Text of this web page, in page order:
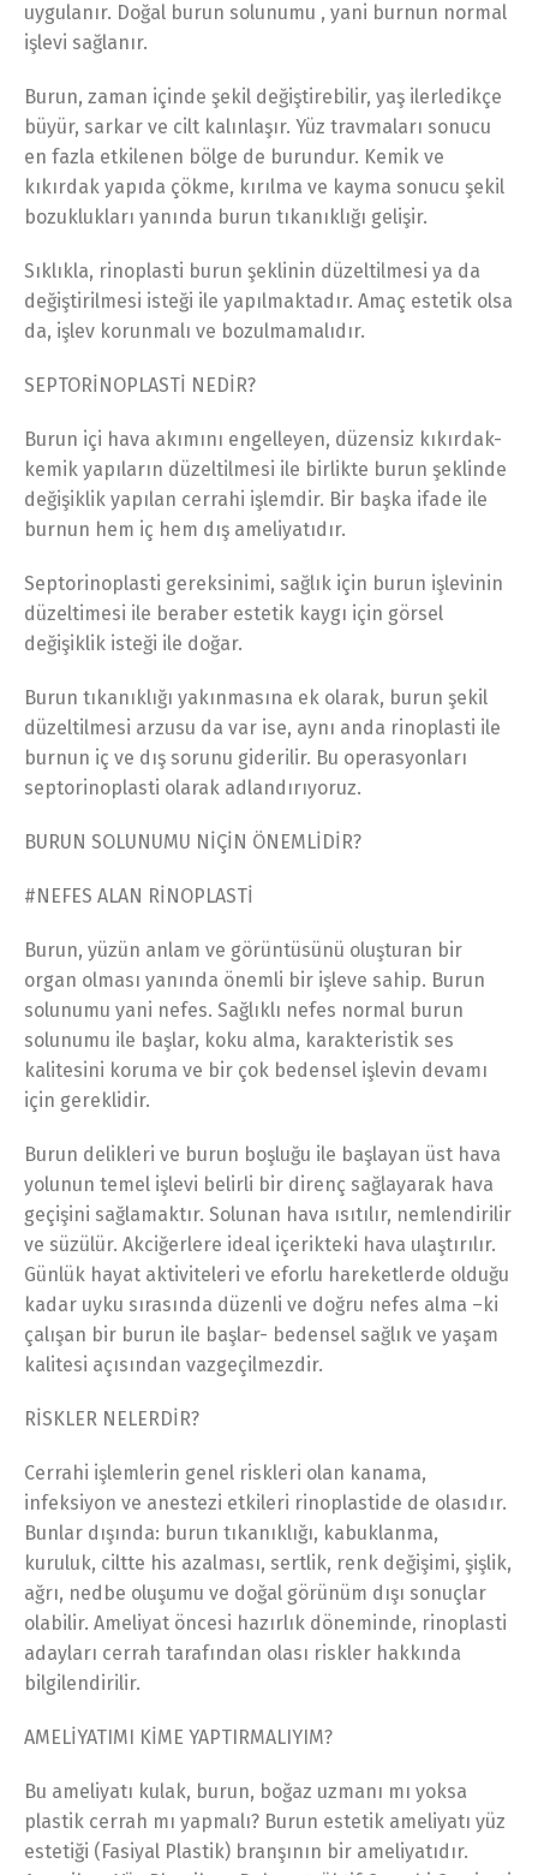
uygulanır. Doğal burun solunumu , yani burnun normal
işlevi sağlanır.
Burun, zaman içinde şekil değiştirebilir, yaş ilerledikçe
büyür, sarkar ve cilt kalınlaşır. Yüz travmaları sonucu
en fazla etkilenen bölge de burundur. Kemik ve
kıkırdak yapıda çökme, kırılma ve kayma sonucu şekil
bozuklukları yanında burun tıkanıklığı gelişir.
Sıklıkla, rinoplasti burun şeklinin düzeltilmesi ya da
değiştirilmesi isteği ile yapılmaktadır. Amaç estetik olsa
da, işlev korunmalı ve bozulmamalıdır.
SEPTORİNOPLASTİ NEDİR?
Burun içi hava akımını engelleyen, düzensiz kıkırdak-
kemik yapıların düzeltilmesi ile birlikte burun şeklinde
değişiklik yapılan cerrahi işlemdir. Bir başka ifade ile
burnun hem iç hem dış ameliyatıdır.
Septorinoplasti gereksinimi, sağlık için burun işlevinin
düzeltimesi ile beraber estetik kaygı için görsel
değişiklik isteği ile doğar.
Burun tıkanıklığı yakınmasına ek olarak, burun şekil
düzeltilmesi arzusu da var ise, aynı anda rinoplasti ile
burnun iç ve dış sorunu giderilir. Bu operasyonları
septorinoplasti olarak adlandırıyoruz.
BURUN SOLUNUMU NİÇİN ÖNEMLİDİR?
#NEFES ALAN RİNOPLASTİ
Burun, yüzün anlam ve görüntüsünü oluşturan bir
organ olması yanında önemli bir işleve sahip. Burun
solunumu yani nefes. Sağlıklı nefes normal burun
solunumu ile başlar, koku alma, karakteristik ses
kalitesini koruma ve bir çok bedensel işlevin devamı
için gereklidir.
Burun delikleri ve burun boşluğu ile başlayan üst hava
yolunun temel işlevi belirli bir direnç sağlayarak hava
geçişini sağlamaktır. Solunan hava ısıtılır, nemlendirilir
ve süzülür. Akciğerlere ideal içerikteki hava ulaştırılır.
Günlük hayat aktiviteleri ve eforlu hareketlerde olduğu
kadar uyku sırasında düzenli ve doğru nefes alma –ki
çalışan bir burun ile başlar- bedensel sağlık ve yaşam
kalitesi açısından vazgeçilmezdir.
RİSKLER NELERDİR?
Cerrahi işlemlerin genel riskleri olan kanama,
infeksiyon ve anestezi etkileri rinoplastide de olasıdır.
Bunlar dışında: burun tıkanıklığı, kabuklanma,
kuruluk, ciltte his azalması, sertlik, renk değişimi, şişlik,
ağrı, nedbe oluşumu ve doğal görünüm dışı sonuçlar
olabilir. Ameliyat öncesi hazırlık döneminde, rinoplasti
adayları cerrah tarafından olası riskler hakkında
bilgilendirilir.
AMELİYATIMI KİME YAPTIRMALIYIM?
Bu ameliyatı kulak, burun, boğaz uzmanı mı yoksa
plastik cerrah mı yapmalı? Burun estetik ameliyatı yüz
estetiği (Fasiyal Plastik) branşının bir ameliyatıdır.